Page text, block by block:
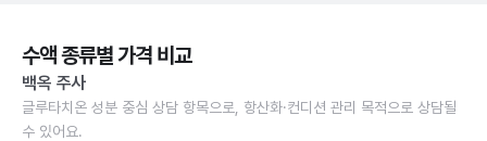
수액 종류별 가격 비교
백옥 주사
글루타치온 성분 중심 상담 항목으로, 항산화·컨디션 관리 목적으로 상담될
수 있어요.